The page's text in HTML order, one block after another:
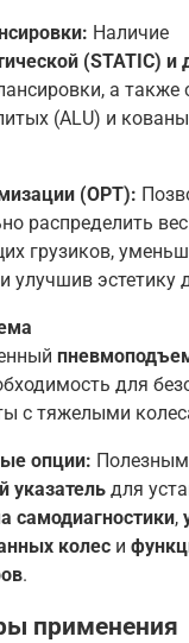
Наличие
(STATIC) и
а также
(ALU) и
(OPT):
распределить вес
грузиков,
улучшив эстетику
для
с тяжелыми
опции:
указатель для
самодиагностики,
колес и
.
применения